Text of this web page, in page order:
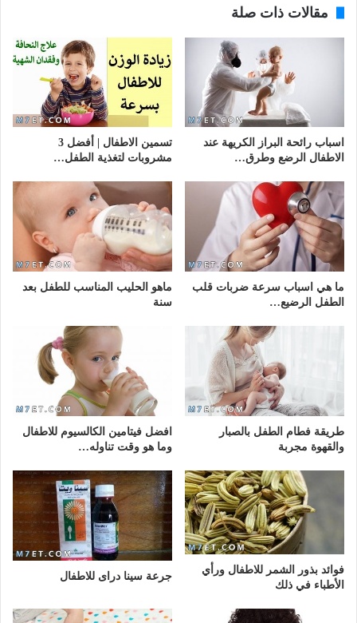
مقالات ذات صلة
اسباب رائحة البراز الكريهة عند
الاطفال الرضع وطرق…
تسمين الاطفال | أفضل 3
مشروبات لتغذية الطفل…
ما هي اسباب سرعة ضربات قلب
الطفل الرضيع…
ماهو الحليب المناسب للطفل بعد
سنة
طريقة فطام الطفل بالصبار
والقهوة مجربة
افضل فيتامين الكالسيوم للاطفال
وما هو وقت تناوله…
فوائد بذور الشمر للاطفال ورأي
الأطباء في ذلك
جرعة سينا دراى للاطفال